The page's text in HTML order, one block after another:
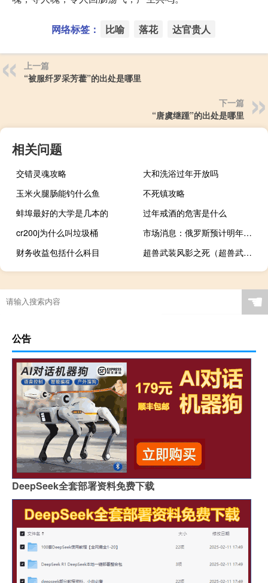
网络标签： 比喻 落花 达官贵人
上一篇
“被服纤罗采芳藿”的出处是哪里
下一篇
“唐虞继踵”的出处是哪里
相关问题
交错灵魂攻略
大和洗浴过年开放吗
玉米火腿肠能钓什么鱼
不死镇攻略
蚌埠最好的大学是几本的
过年戒酒的危害是什么
cr200j为什么叫垃圾桶
市场消息：俄罗斯预计明年石油价格平均为每桶71.3美元
财务收益包括什么科目
超兽武装风影之死（超兽武装风影）
☚
公告
DeepSeek全套部署资料免费下载